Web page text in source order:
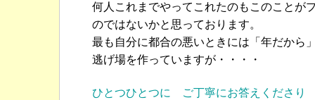
何人これまでやってこれたのもこのことが
のではないかと思っております。
最も自分に都合の悪いときには「年だから
逃げ場を作っていますが・・・・
ひとつひとつに ご丁寧にお答えくださり